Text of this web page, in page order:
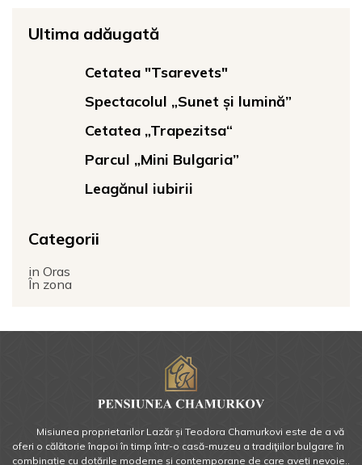
Ultima adăugată
Cetatea "Tsarevets"
Spectacolul „Sunet și lumină”
Cetatea „Trapezitsa“
Parcul „Mini Bulgaria”
Leagănul iubirii
Categorii
in Oras
În zona
Misiunea proprietarilor Lazăr și Teodora Chamurkovi este de a vă
oferi o călătorie înapoi în timp într-o casă-muzeu a tradiţiilor bulgare în
combinație cu dotările moderne și contemporane de care aveți nevoie..